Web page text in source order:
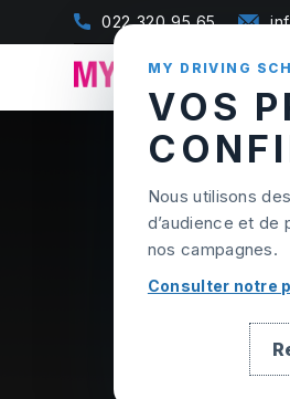
MY DRIVING
VOS
Nous utilisons
d’audience et
nos campagnes.
Consulter notre
Skip to content022 320 95 65